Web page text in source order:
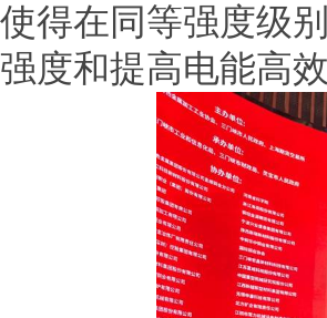
使得在同等强度级
强度和提高电能高